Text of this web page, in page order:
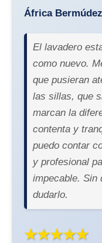
África Bermúdez
El lavadero
como nuevo.
que pusieran
las sillas, que
marcan la
contenta y
puedo contar
y profesional
impecable. Sin
dudarlo.
★★★★★